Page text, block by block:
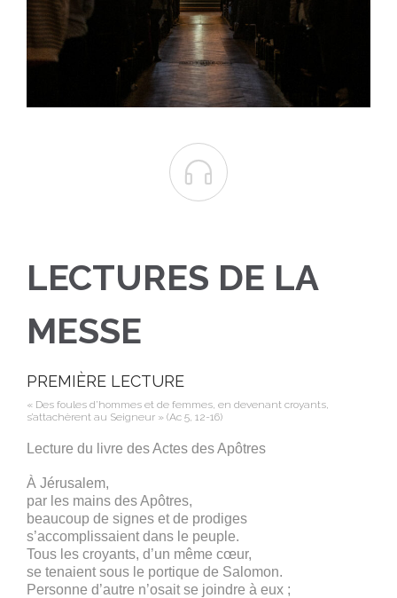

LECTURES DE LA
MESSE
PREMIÈRE LECTURE
« Des foules d’hommes et de femmes, en devenant croyants,
s’attachèrent au Seigneur » (Ac 5, 12-16)
Lecture du livre des Actes des Apôtres
À Jérusalem,
par les mains des Apôtres,
beaucoup de signes et de prodiges
s’accomplissaient dans le peuple.
Tous les croyants, d’un même cœur,
se tenaient sous le portique de Salomon.
Personne d’autre n’osait se joindre à eux ;